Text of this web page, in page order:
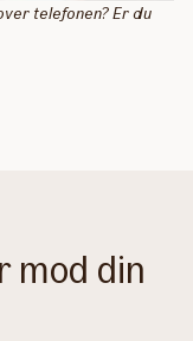
telefonen? Er du
mod din